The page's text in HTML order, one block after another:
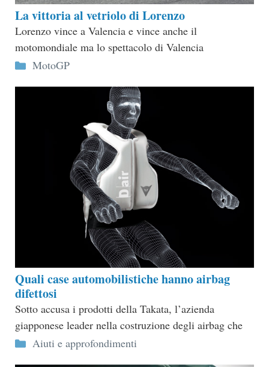
La vittoria al vetriolo di Lorenzo
Lorenzo vince a Valencia e vince anche il
motomondiale ma lo spettacolo di Valencia
Categorie
MotoGP
Quali case automobilistiche hanno airbag
difettosi
Sotto accusa i prodotti della Takata, l’azienda
giapponese leader nella costruzione degli airbag che
Categorie
Aiuti e approfondimenti